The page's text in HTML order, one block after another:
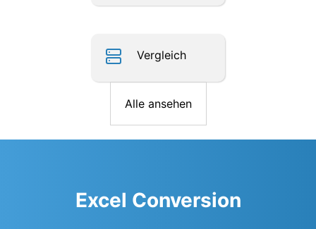
Vergleich
Alle ansehen
Excel Conversion